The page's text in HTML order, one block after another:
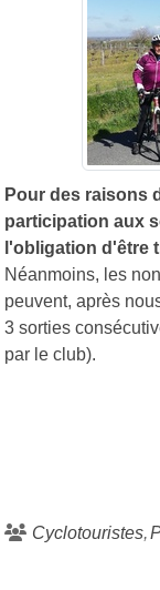
Pour des raisons
participation aux
l'obligation d'être
Néanmoins, les
peuvent, après
3 sorties
par le club).
Cyclotouristes